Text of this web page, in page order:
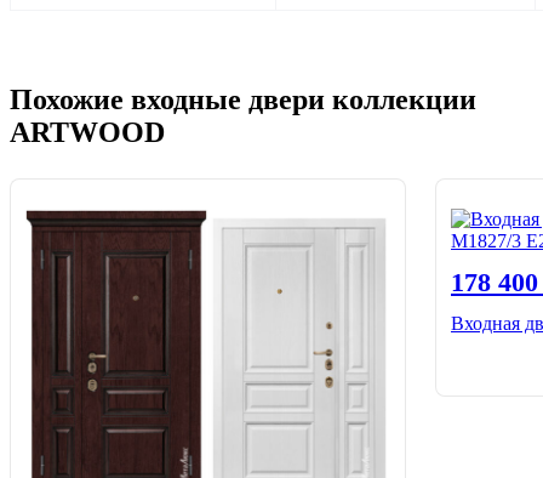
Похожие входные двери коллекции
ARTWOOD
178
Входная